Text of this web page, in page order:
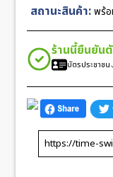
JF
Swiss
ชิ้น
สถานะสินค้า:พร้
ร้านนี้ยืนยัน
บัตรประชาชน